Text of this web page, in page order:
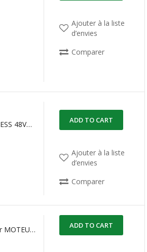
Ajouter à la liste
d’envies
Comparer
60BLDC70A440 MOTEUR DC BRUSCHLESS 48VDC 157W 4.33A 3000RPM MotionKing ADD TO CART
Ajouter à la liste
d’envies
Comparer
ESC20A CONTROLEUR DE VITESSE pour MOTEUR BRUSHLESS ADD TO CART